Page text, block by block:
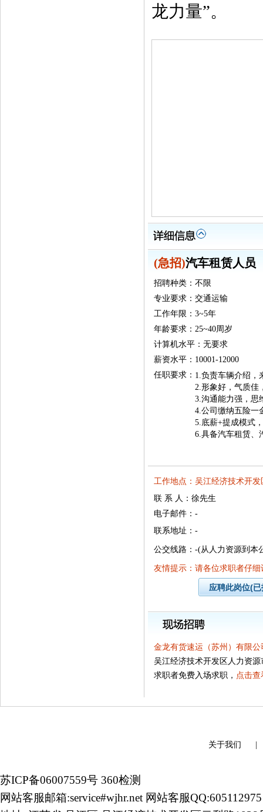
龙力量”。
(急招)汽车租赁人员
招聘种类：不限
专业要求：交通运输
工作年限：3~5年
年龄要求：25~40周岁
计算机水平：无要求
薪资水平：10001-12000
任职要求： 1.负责车辆介绍，
2.形象好，气质佳
3.沟通能力强，思
4.公司缴纳五险一
5.底薪+提成模式
6.具备汽车租赁、
工作地点：吴江经济技术开
联 系 人：徐先生
电子邮件：-
联系地址：-
公交线路：-(从人力资源到本
友情提示：请各位求职者仔
金龙有货速运（苏州）有限公
吴江经济技术开发区人力资
求职者免费入场求职， 点击查
关于我们
苏ICP备06007559号 360检测
网站客服邮箱:service#wjhr.net 网站客服QQ:605112975